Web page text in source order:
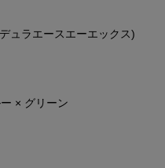
ュラエースエーエックス)
× グリーン